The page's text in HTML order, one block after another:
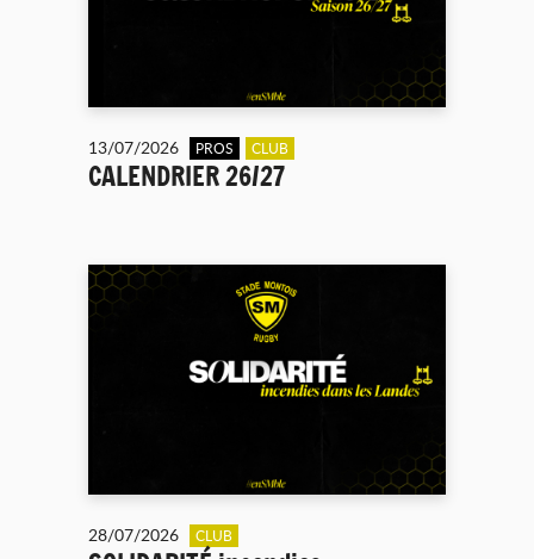
13/07/2026 PROS CLUB
CALENDRIER 26/27
28/07/2026 CLUB